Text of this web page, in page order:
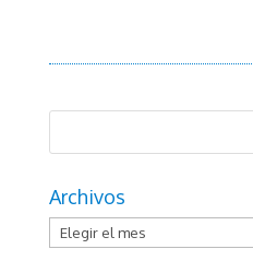
Archivos
Archivos